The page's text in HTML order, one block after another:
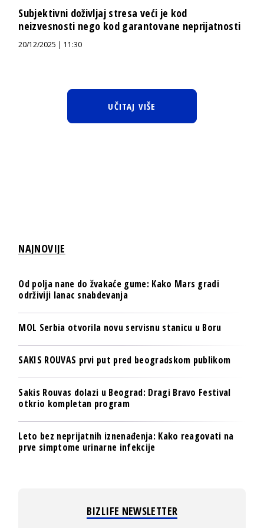
Subjektivni doživljaj stresa veći je kod
neizvesnosti nego kod garantovane neprijatnosti
20/12/2025 | 11:30
UČITAJ VIŠE
NAJNOVIJE
Od polja nane do žvakaće gume: Kako Mars gradi
održiviji lanac snabdevanja
MOL Serbia otvorila novu servisnu stanicu u Boru
SAKIS ROUVAS prvi put pred beogradskom publikom
Sakis Rouvas dolazi u Beograd: Dragi Bravo Festival
otkrio kompletan program
Leto bez neprijatnih iznenađenja: Kako reagovati na
prve simptome urinarne infekcije
BIZLIFE NEWSLETTER